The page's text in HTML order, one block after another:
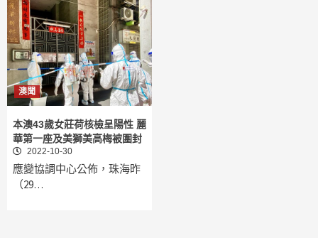
澳聞
本澳43歲女莊荷核檢呈陽性 麗
華第一座及美獅美高梅被圍封
2022-10-30
應變協調中心公佈，珠海昨
（29…